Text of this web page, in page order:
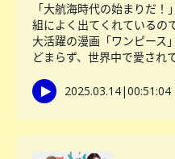
「大航海時代の始まりだ
組によく出てくれているの
大活躍の漫画「ワンピース
どまらず、世界中で愛され
2025.03.14|00:51:04